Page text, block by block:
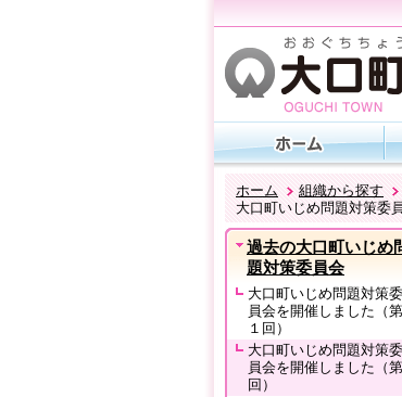
ホーム 組織から探す
大口町いじめ問題対策委
過去の大口町いじめ
題対策委員会
大口町いじめ問題対策委
員会を開催しました（第
１回）
大口町いじめ問題対策委
員会を開催しました（
回）